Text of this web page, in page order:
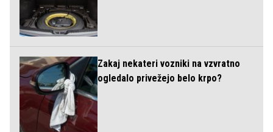
Zakaj nekateri vozniki na vzvratno
ogledalo privežejo belo krpo?